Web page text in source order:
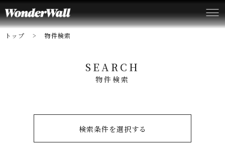
トップ 物件検索
SEARCH
物件検索
検索条件を選択する